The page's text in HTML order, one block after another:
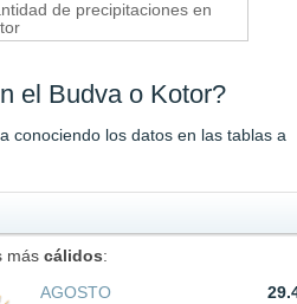
de precipitaciones en
el Budva o Kotor?
conociendo los datos en las tablas a
máscálidos:
AGOSTO